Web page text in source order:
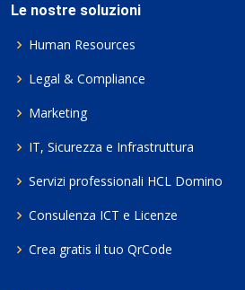
Le nostre soluzioni
Human Resources
Legal & Compliance
Marketing
IT, Sicurezza e Infrastruttura
Servizi professionali HCL Domino
Consulenza ICT e Licenze
Crea gratis il tuo QrCode